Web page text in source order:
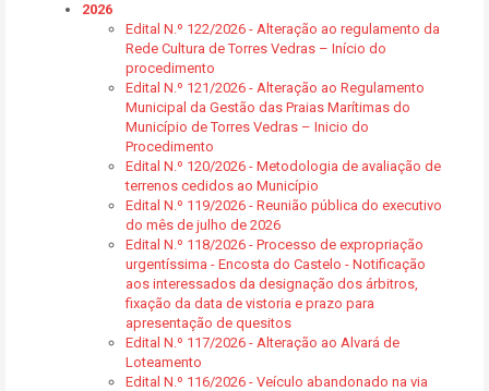
2026
Edital N.º 122/2026 - Alteração ao regulamento da
Rede Cultura de Torres Vedras – Início do
procedimento
Edital N.º 121/2026 - Alteração ao Regulamento
Municipal da Gestão das Praias Marítimas do
Município de Torres Vedras – Inicio do
Procedimento
Edital N.º 120/2026 - Metodologia de avaliação de
terrenos cedidos ao Município
Edital N.º 119/2026 - Reunião pública do executivo
do mês de julho de 2026
Edital N.º 118/2026 - Processo de expropriação
urgentíssima - Encosta do Castelo - Notificação
aos interessados da designação dos árbitros,
fixação da data de vistoria e prazo para
apresentação de quesitos
Edital N.º 117/2026 - Alteração ao Alvará de
Loteamento
Edital N.º 116/2026 - Veículo abandonado na via